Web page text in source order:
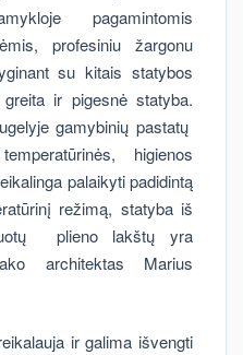
pagamintomis
profesiniu žargonu
su kitais statybos
ir pigesnė statyba.
gamybinių pastatų
higienos
palaikyti padidintą
režimą, statyba iš
plieno lakštų yra
architektas Marius
ir galima išvengti